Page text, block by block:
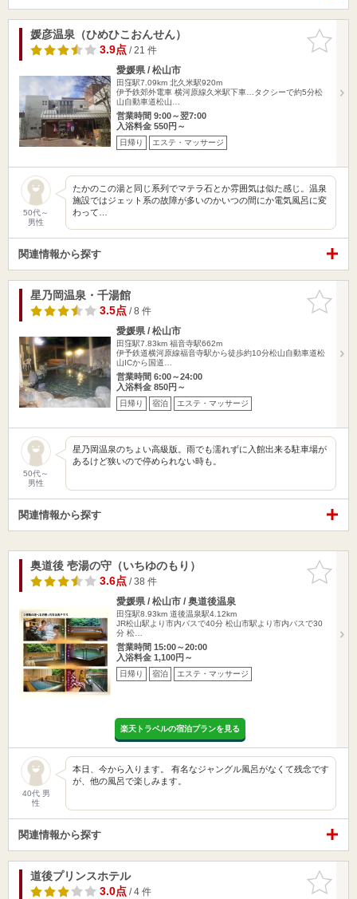
お気に入
りに追加
媛彦温泉（ひめひこおんせん）
3.9点/ 21 件
愛媛県 / 松山市
田窪駅7.09km 北久米駅920m
伊予鉄郊外電車 横河原線久米駅下車…タクシーで約5分松
山自動車道松山…
営業時間 9:00～翌7:00
入浴料金 550円～
日帰り エステ・マッサージ
50代～
男性
たかのこの湯と同じ系列でマテラ石とか雰囲気は似た感じ。温泉
施設ではジェット系の故障が多いのかいつの間にか電気風呂に変
わって…
関連情報から探す
お気に入
りに追加
星乃岡温泉・千湯館
3.5点/ 8 件
愛媛県 / 松山市
田窪駅7.83km 福音寺駅662m
伊予鉄道横河原線福音寺駅から徒歩約10分松山自動車道松
山ICから国道…
営業時間 6:00～24:00
入浴料金 850円～
日帰り 宿泊 エステ・マッサージ
50代～
男性
星乃岡温泉のちょい高級版。雨でも濡れずに入館出来る駐車場が
あるけど狭いので停められない時も。
関連情報から探す
お気に入
りに追加
奥道後 壱湯の守（いちゆのもり）
3.6点/ 38 件
愛媛県 / 松山市 / 奥道後温泉
田窪駅8.93km 道後温泉駅4.12km
JR松山駅より市内バスで40分 松山市駅より市内バスで30
分 松…
営業時間 15:00～20:00
入浴料金 1,100円～
日帰り 宿泊 エステ・マッサージ
楽天トラベルの宿泊プランを見る
40代 男
性
本日、今から入ります。 有名なジャングル風呂がなくて残念です
が、他の風呂で楽しみます。
関連情報から探す
お気に入
りに追加
道後プリンスホテル
3.0点/ 4 件